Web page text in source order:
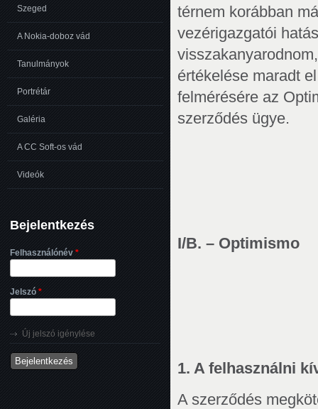
térnem korábban
vezérigazgatói
értékelése maradt
felmérésére az
szerződés ügye.
I/B. – Optimismo
1. A felhasználni
A szerződés
Szeged
A Nokia-doboz vád
Tanulmányok
Portrétár
Galéria
A CC Soft-os vád
Videók
Bejelentkezés
Felhasználónév *
Jelszó *
Új jelszó igénylése